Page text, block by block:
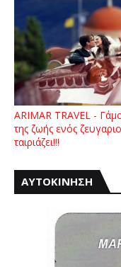
ARIMAR TRAVEL -
της ζωής ενός
ταιριάζει!!!
ΑΥΤΟΚΙΝΗΣΗ